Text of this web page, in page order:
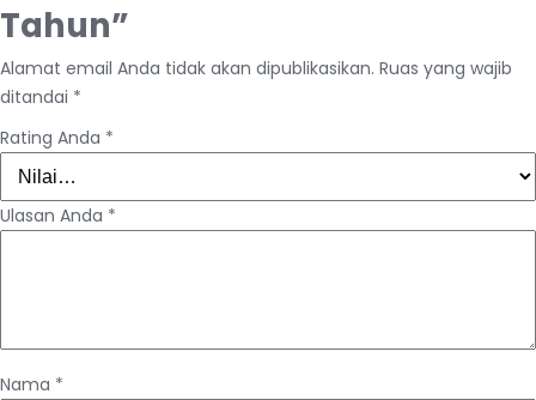
Tahun”
Alamat email Anda tidak akan dipublikasikan. Ruas yang wajib
ditandai *
Rating Anda *
Ulasan Anda *
Nama *